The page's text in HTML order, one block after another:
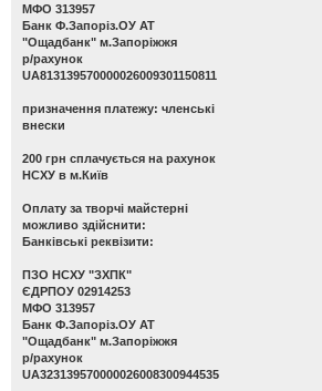
МФО 313957
Банк Ф.Запоріз.ОУ АТ
"Ощадбанк" м.Запоріжжя
р/рахунок
UA813139570000026009301150811
призначення платежу: членські
внески
200 грн сплачується на рахунок
НСХУ в м.Київ
Оплату за творчі майстерні
можливо здійснити:
Банківські реквізити:
ПЗО НСХУ "ЗХПК"
ЄДРПОУ 02914253
МФО 313957
Банк Ф.Запоріз.ОУ АТ
"Ощадбанк" м.Запоріжжя
р/рахунок
UA323139570000026008300944535